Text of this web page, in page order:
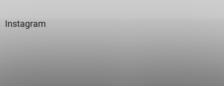
Instagram